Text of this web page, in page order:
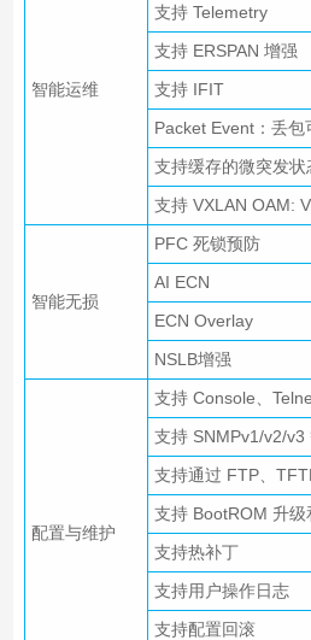
智能运维
支持 Telemetry
支持 ERSPAN 增强
支持 IFIT
Packet Event：丢
支持缓存的微突发状
支持 VXLAN OAM:
智能无损
PFC 死锁预防
AI ECN
ECN Overlay
NSLB增强
配置与维护
支持 Console、
支持 SNMPv1/v2/v3
支持通过 FTP、
支持 BootROM 升级
支持热补丁
支持用户操作日志
支持配置回滚